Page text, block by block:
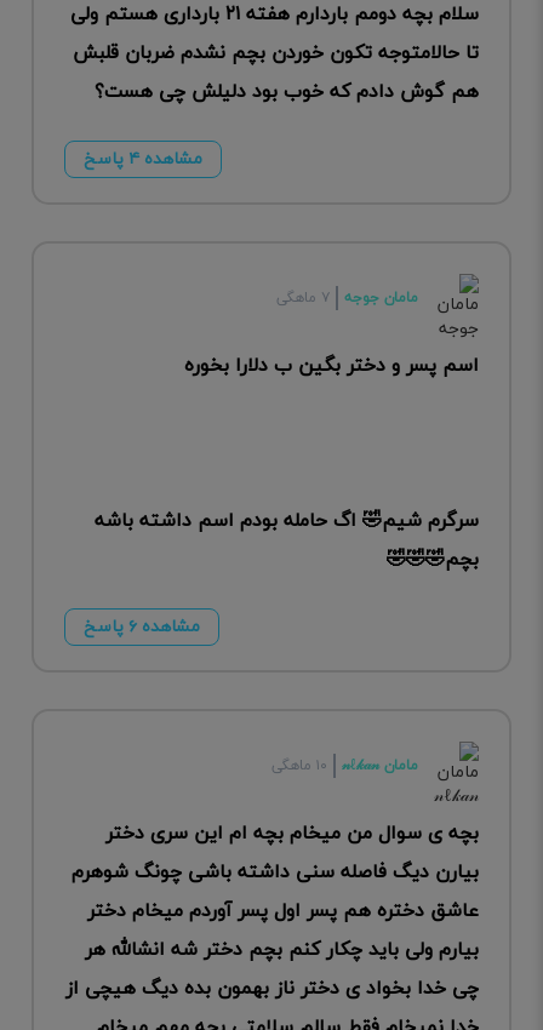
سلام بچه دومم باردارم هفته ۲۱ بارداری هستم ولی
تا حالامتوجه تکون خوردن بچم نشدم ضربان قلبش
هم گوش دادم که خوب بود دلیلش چی هست؟
مشاهده ۴ پاسخ
مامان جوجه ۷ ماهگی
اسم پسر و دختر بگین ب دلارا بخوره
سرگرم شیم🤣 اگ حامله بودم اسم داشته باشه
بچم🤣🤣🤣
مشاهده ۶ پاسخ
مامان 𝓃ℓ𝓀𝒶𝓃 ۱۰ ماهگی
بچه ی سوال من میخام بچه ام این سری دختر
بیارن دیگ فاصله سنی داشته باشی چونگ شوهرم
عاشق دختره هم پسر اول پسر آوردم میخام دختر
بیارم ولی باید چکار کنم بچم دختر شه انشالله هر
چی خدا بخواد ی دختر ناز بهمون بده دیگ هیچی از